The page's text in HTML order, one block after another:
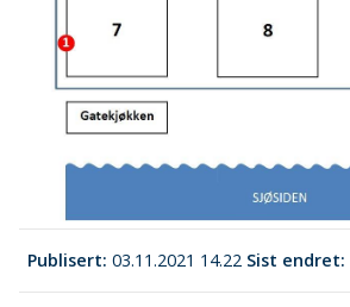
Publisert 03.11.2021 14.22 Sist endret